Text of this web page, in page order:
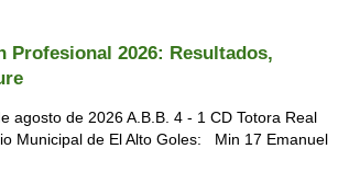
Profesional 2026: Resultados,
agosto de 2026 A.B.B. 4 - 1 CD Totora Real
Municipal de El Alto Goles: Min 17 Emanuel